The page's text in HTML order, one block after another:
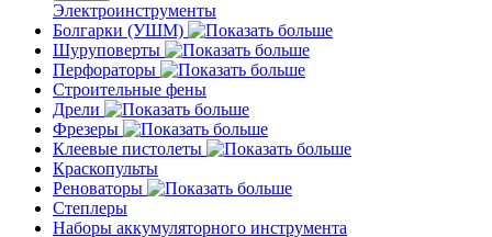
Электроинструменты
Болгарки (УШМ)
Шуруповерты
Перфораторы
Строительные фены
Дрели
Фрезеры
Клеевые пистолеты
Краскопульты
Реноваторы
Степлеры
Наборы аккумуляторного инструмента